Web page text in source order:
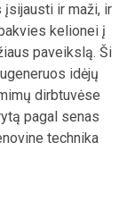
įsijausti ir maži, ir
kelionei į
paveikslą. Ši
idėjų
dirbtuvėse
pagal senas
technika